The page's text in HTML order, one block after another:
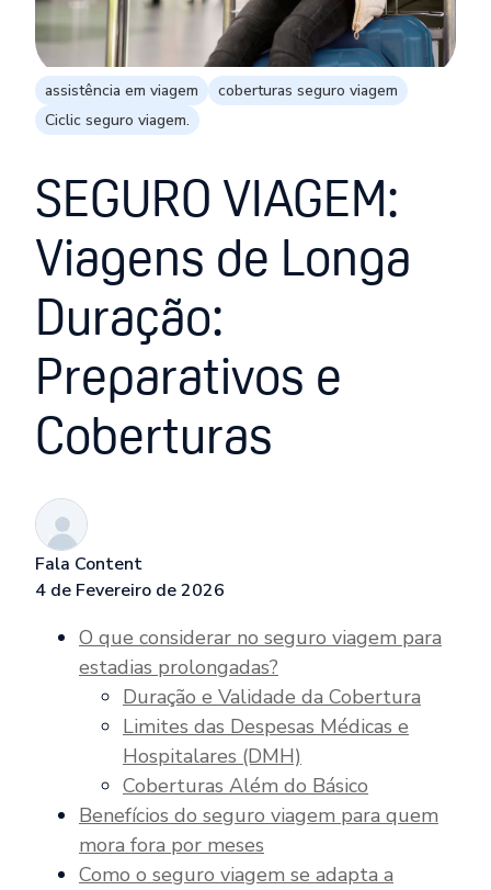
assistência em viagem
coberturas seguro viagem
Ciclic seguro viagem.
SEGURO VIAGEM:
Viagens de Longa
Duração:
Preparativos e
Coberturas
Fala Content
4 de Fevereiro de 2026
O que considerar no seguro viagem para
estadias prolongadas?
Duração e Validade da Cobertura
Limites das Despesas Médicas e
Hospitalares (DMH)
Coberturas Além do Básico
Benefícios do seguro viagem para quem
mora fora por meses
Como o seguro viagem se adapta a